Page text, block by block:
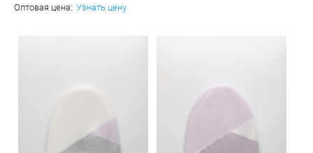
Оптовая цена: Узнать цену